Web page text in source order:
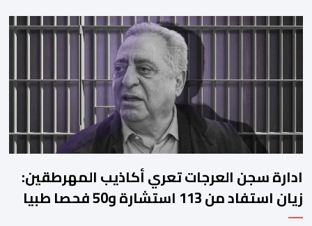
على منصات التواصل الاجتماعي، مصحوبا بعبارة “الرحلة مستمرة”، في
إشارة إلى رغبة الإدارة في الحفاظ على ركائز الفريق والتعزيز من
ادارة سجن العرجات تعري أكاذيب المهرطقين:
زيان استفاد من 113 استشارة و50 فحصا طبيا